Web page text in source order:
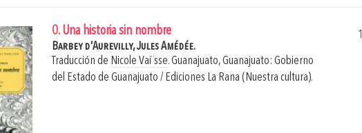
0. Una historia sin nombre
Barbey d'Aurevilly, Jules Amédée.
Traducción de Nicole Vai¨sse.Guanajuato, Guanajuato: Gobierno
del Estado de Guanajuato / Ediciones La Rana (Nuestra cultura).